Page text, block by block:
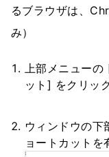
るブラウザは、
み）
上部メニュー
ット] をクリック
ウィンドウの
ョートカットを